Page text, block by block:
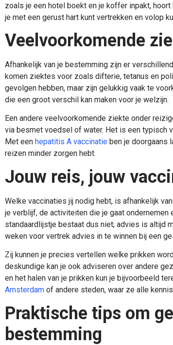
zoals je een hotel boekt en je koffer inpakt,
je met een gerust hart kunt vertrekken en volop
Veelvoorkomende
Afhankelijk van je bestemming zijn er
komen ziektes voor zoals difterie, tetanus en
gevolgen hebben, maar zijn gelukkig vaak te
die een groot verschil kan maken voor je welzijn.
Een andere veelvoorkomende ziekte onder
via besmet voedsel of water. Het is een typisch
Met een hepatitis A vaccinatie ben je doorgaans
reizen minder zorgen hebt.
Jouw reis, jouw
Welke vaccinaties jij nodig hebt, is afhankelijk
je verblijf, de activiteiten die je gaat
standaardlijstje bestaat dus niet; advies is altijd
weken voor vertrek advies in te winnen bij een
Zij kunnen je precies vertellen welke prikken
deskundige kan je ook adviseren over andere
en het halen van je prikken kun je bijvoorbeeld
Amsterdam of andere steden, waar ze alle
Praktische tips om
bestemming